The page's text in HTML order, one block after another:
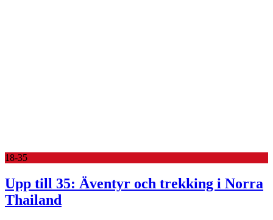
18-35
Upp till 35: Äventyr och trekking i Norra
Thailand